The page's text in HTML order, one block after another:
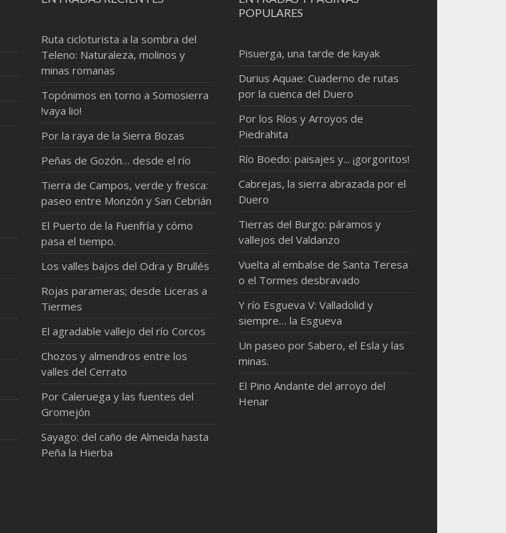
Ruta cicloturista a la sombra del
Teleno: Naturaleza, molinos y
minas romanas
Topónimos en torno a Somosierra
!vaya lio!
Por la raya de la Sierra Bozas
Peñas de Gozón… desde el río
Tierra de Campos, verde y fresca:
paseo entre Monzón y San Cebrián
El Puerto de la Fuenfría y cómo
pasa el tiempo.
Los valles bajos del Odra y Brullés
Rojas parameras; desde Liceras a
Tiermes
El agradable vallejo del río Corcos
Chozos y almendros entre los
valles del Cerrato
Por Caleruega y las fuentes del
Gromejón
Sayago: del caño de Almeida hasta
Peña la Hierba
POPULARES
Pisuerga, una tarde de kayak
Durius Aquae: Cuaderno de rutas
por la cuenca del Duero
Por los Ríos y Arroyos de
Piedrahita
Río Boedo: paisajes y... ¡gorgoritos!
Cabrejas, la sierra abrazada por el
Duero
Tierras del Burgo: páramos y
vallejos del Valdanzo
Vuelta al embalse de Santa Teresa
o el Tormes desbravado
Y río Esgueva V: Valladolid y
siempre… la Esgueva
Un paseo por Sabero, el Esla y las
minas.
El Pino Andante del arroyo del
Henar